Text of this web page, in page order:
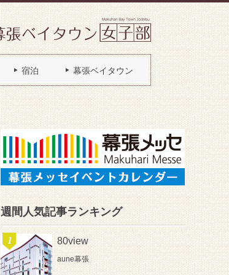
宿泊 幕張ベイタウン
週間人気記事ランキング
80view
aune幕張